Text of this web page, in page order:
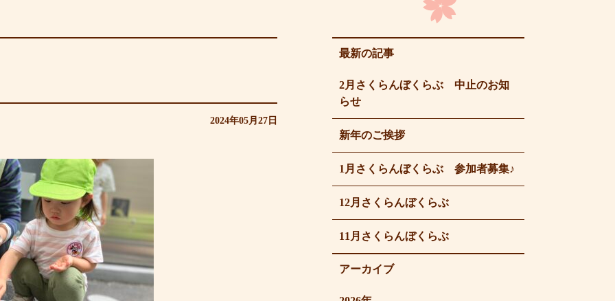
2024年05月27日
最新の記事
2月さくらんぼくらぶ 中止のお知
らせ
新年のご挨拶
1月さくらんぼくらぶ 参加者募集♪
12月さくらんぼくらぶ
11月さくらんぼくらぶ
アーカイブ